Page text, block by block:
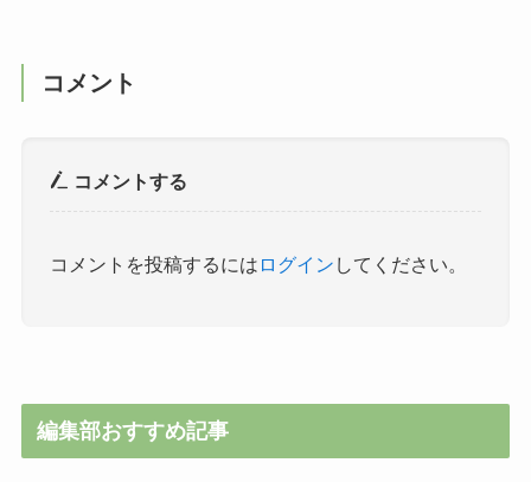
コメント
コメントする
コメントを投稿するには ログイン してください。
編集部おすすめ記事